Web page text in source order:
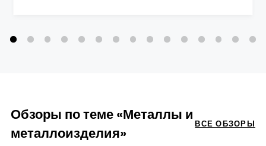
Обзоры по теме «Металлы и
металлоизделия»
ВСЕ ОБЗОРЫ